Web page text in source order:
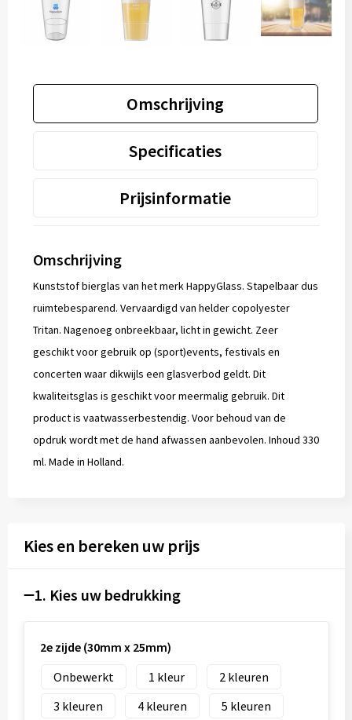
Omschrijving
Specificaties
Prijsinformatie
Omschrijving
Kunststof bierglas van het merk HappyGlass. Stapelbaar dus
ruimtebesparend. Vervaardigd van helder copolyester
Tritan. Nagenoeg onbreekbaar, licht in gewicht. Zeer
geschikt voor gebruik op (sport)events, festivals en
concerten waar dikwijls een glasverbod geldt. Dit
kwaliteitsglas is geschikt voor meermalig gebruik. Dit
product is vaatwasserbestendig. Voor behoud van de
opdruk wordt met de hand afwassen aanbevolen. Inhoud 330
ml. Made in Holland.
Kies en bereken uw prijs
1. Kies uw bedrukking
2e zijde (30mm x 25mm)
Onbewerkt
1
2
3
4 5